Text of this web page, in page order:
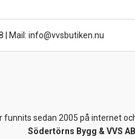
Mail: info@vvsbutiken.nu
funnits sedan 2005 på internet
Södertörns Bygg & VVS AB